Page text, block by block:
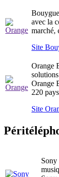
avec la
marché,
Site
Orange
Orange
220
Site
Sony